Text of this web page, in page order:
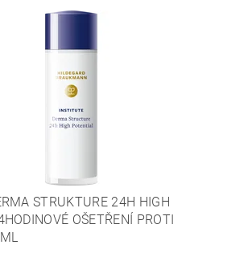
STRUKTURE 24H HIGH
OŠETŘENÍ PROTI